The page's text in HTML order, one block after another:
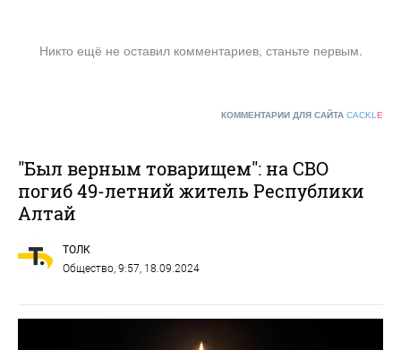
Никто ещё не оставил комментариев, станьте первым.
КОММЕНТАРИИ ДЛЯ САЙТА CACKL E
"Был верным товарищем": на СВО
погиб 49-летний житель Республики
Алтай
ТОЛК
Общество , 9:57, 18.09.2024